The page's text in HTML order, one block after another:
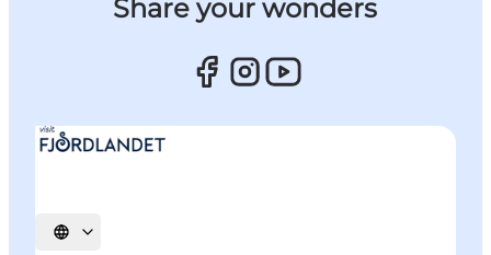
Share your wonders
Vælg sprog